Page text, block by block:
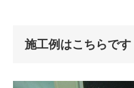
施工例はこちらです